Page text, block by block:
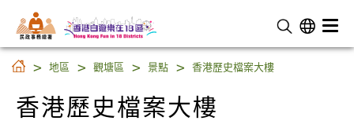
民 政 事 務 總 署
香港歷史檔案大樓
地區 觀塘區 景點 香港歷史檔案大樓
香港歷史檔案大樓